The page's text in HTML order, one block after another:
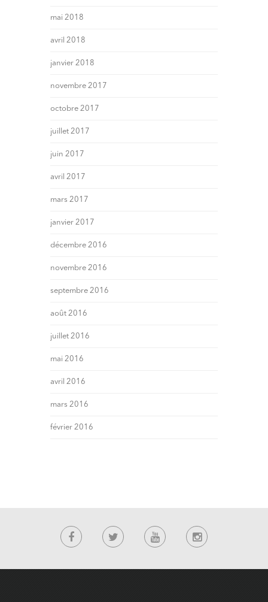
mai 2018
avril 2018
janvier 2018
novembre 2017
octobre 2017
juillet 2017
juin 2017
avril 2017
mars 2017
janvier 2017
décembre 2016
novembre 2016
septembre 2016
août 2016
juillet 2016
mai 2016
avril 2016
mars 2016
février 2016